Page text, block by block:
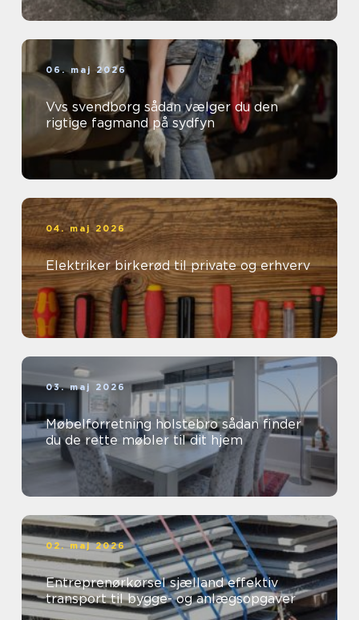
06. maj 2026
Vvs svendborg sådan vælger du den
rigtige fagmand på sydfyn
04. maj 2026
Elektriker birkerød til private og erhverv
03. maj 2026
Møbelforretning holstebro sådan finder
du de rette møbler til dit hjem
02. maj 2026
Entreprenørkørsel sjælland effektiv
transport til bygge- og anlægsopgaver